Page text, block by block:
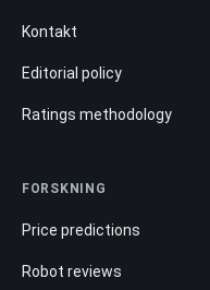
Kontakt
Editorial policy
Ratings methodology
FORSKNING
Price predictions
Robot reviews